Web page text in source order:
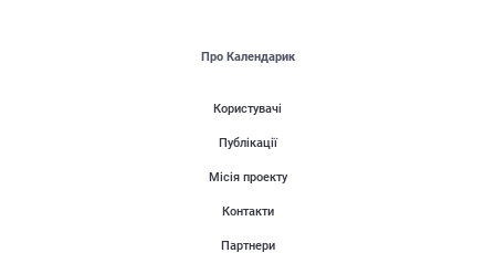
Про Календарик
Користувачі
Публікації
Місія проекту
Контакти
Партнери